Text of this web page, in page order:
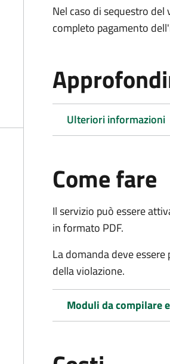
Nel caso di sequestro
completo pagamento
Ulteriori informazioni
Come fare
Il servizio può essere
in formato PDF.
La domanda deve
della violazione.
Moduli da compilare